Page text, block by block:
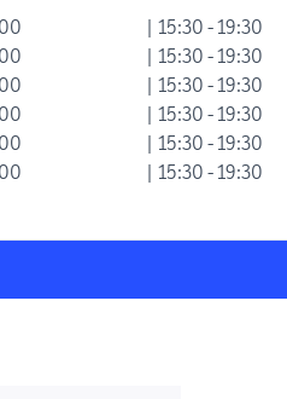
| 15:30 - 19:30
| 15:30 - 19:30
| 15:30 - 19:30
| 15:30 - 19:30
| 15:30 - 19:30
| 15:30 - 19:30